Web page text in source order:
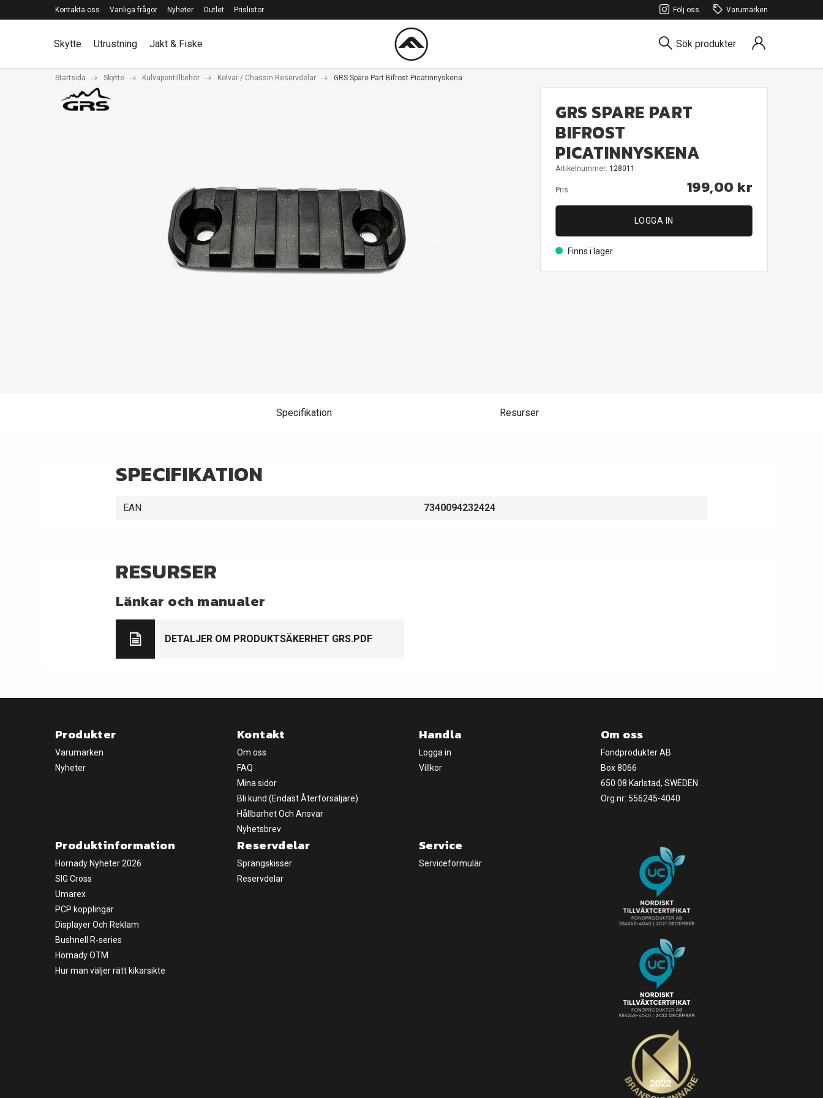
Kontakta oss Vanliga frågor Nyheter Outlet Prislistor Följ oss Varumärken
Skytte Utrustning Jakt & Fiske Sök produkter
Startsida Skytte Kulvapentillbehör Kolvar / Chassin Reservdelar GRS Spare Part Bifrost Picatinnyskena
GRS SPARE PART
BIFROST
PICATINNYSKENA
Artikelnummer: 128011
Pris 199,00 kr
LOGGA IN
Finns i lager
Specifikation Resurser
SPECIFIKATION
EAN 7340094232424
RESURSER
Länkar och manualer
DETALJER OM PRODUKTSÄKERHET GRS.PDF
Produkter
Varumärken
Nyheter
Kontakt
Om oss
FAQ
Mina sidor
Bli kund (Endast Återförsäljare)
Hållbarhet Och Ansvar
Nyhetsbrev
Handla
Logga in
Villkor
Om oss
Fondprodukter AB
Box 8066
650 08 Karlstad, SWEDEN
Org.nr: 556245-4040
Produktinformation
Hornady Nyheter 2026
SIG Cross
Umarex
PCP kopplingar
Displayer Och Reklam
Bushnell R-series
Hornady OTM
Hur man väljer rätt kikarsikte
Reservdelar
Sprängskisser
Reservdelar
Service
Serviceformulär